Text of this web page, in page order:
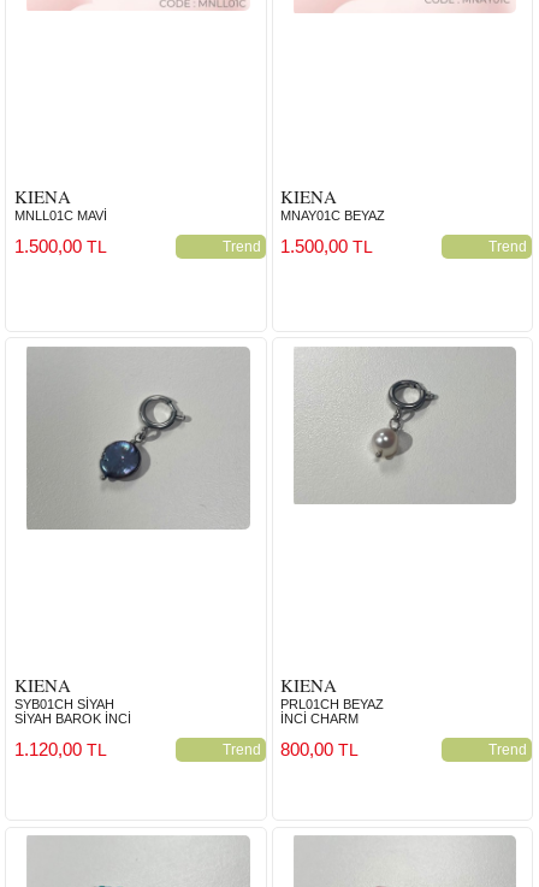
KIENA
MNLL01C MAVİ
Trend
1.500,00 TL
KIENA
MNAY01C BEYAZ
Trend
1.500,00TL
KIENA
SYB01CH SİYAH
SİYAH BAROK İNCİ
Trend
1.120,00 TL
KIENA
PRL01CH BEYAZ
İNCİ CHARM
Trend
800,00TL